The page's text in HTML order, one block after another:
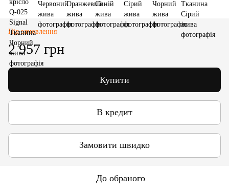
Під замовлення
2 957 грн
Купити
В кредит
Замовити швидко
До обраного